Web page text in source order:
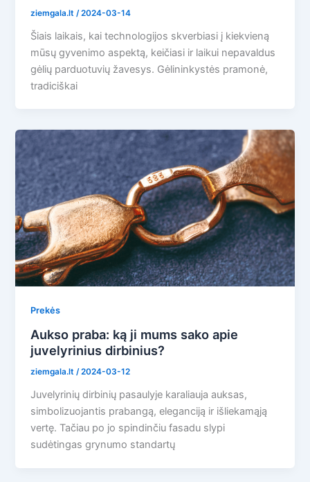
ziemgala.lt /2024-03-14
Šiais laikais, kai technologijos skverbiasi į kiekvieną
mūsų gyvenimo aspektą, keičiasi ir laikui nepavaldus
gėlių parduotuvių žavesys. Gėlininkystės pramonė,
tradiciškai
Prekės
Aukso praba: ką ji mums sako apie
juvelyrinius dirbinius?
ziemgala.lt/2024-03-12
Juvelyrinių dirbinių pasaulyje karaliauja auksas,
simbolizuojantis prabangą, eleganciją ir išliekamąją
vertę. Tačiau po jo spindinčiu fasadu slypi
sudėtingas grynumo standartų